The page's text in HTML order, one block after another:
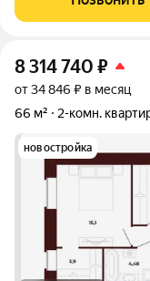
отправиться на
8 314 740 ₽
от 34 846 ₽ в месяц
66 м²
2-комн.
новостройка